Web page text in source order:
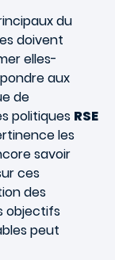
du
doivent
elles-
aux
de
politiques RSE
les
savoir
ces
des
objectifs
peut